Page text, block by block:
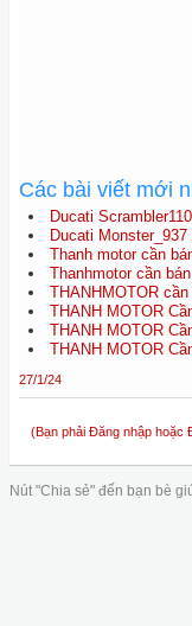
Các bài viết mới
Ducati
Ducati Monster_937
Thanh motor cần
Thanhmotor cần
THANHMOTOR
THANH MOTOR
THANH MOTOR
THANH MOTOR
27/1/24
(Bạn phải Đăng nhập hoặc
Nút "Chia sẻ" đến bạn bè